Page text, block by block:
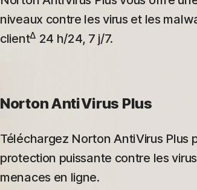
niveaux contre les virus et les
clientΔ 24 h/24, 7 j/7.
Norton AntiVirus Plus
Téléchargez Norton AntiVirus Plus
protection puissante contre les
menaces en ligne.